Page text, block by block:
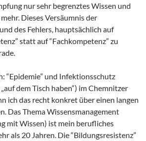
nur sehr begrenztes Wissen und
Dieses Versäumnis der
des Fehlers, hauptsächlich auf
statt auf “Fachkompetenz” zu
“Epidemie” und Infektionsschutz
dem Tisch haben“) im Chemnitzer
ich das recht konkret über einen langen
Das Thema Wissensmanagement
mit Wissen) ist mein berufliches
als 20 Jahren. Die “Bildungsresistenz”